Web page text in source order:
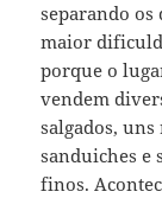
separando
maior
porque o
vendem
salgados,
sanduiches e
finos.